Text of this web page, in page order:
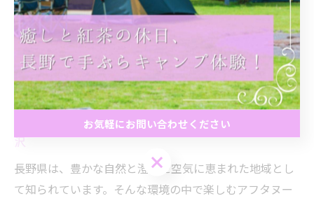
自然に囲まれた長野で紅茶時間を
贅沢に楽しむ
自然あふれる長野県で過ごすアフタヌーンティーの贅
沢
長野県は、豊かな自然と澄んだ空気に恵まれた地域とし
て知られています。そんな環境の中で楽しむアフタヌー
お気軽にお問い合わせください
お気軽にお問い合わせください